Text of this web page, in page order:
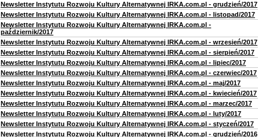
Newsletter Instytutu Rozwoju Kultury Alternatywnej IRKA.com.pl - grudzień/2017
Newsletter Instytutu Rozwoju Kultury Alternatywnej IRKA.com.pl - listopad/2017
Newsletter Instytutu Rozwoju Kultury Alternatywnej IRKA.com.pl -
październik/2017
Newsletter Instytutu Rozwoju Kultury Alternatywnej IRKA.com.pl - wrzesień/2017
Newsletter Instytutu Rozwoju Kultury Alternatywnej IRKA.com.pl - sierpień/2017
Newsletter Instytutu Rozwoju Kultury Alternatywnej IRKA.com.pl - lipiec/2017
Newsletter Instytutu Rozwoju Kultury Alternatywnej IRKA.com.pl - czerwiec/2017
Newsletter Instytutu Rozwoju Kultury Alternatywnej IRKA.com.pl - maj/2017
Newsletter Instytutu Rozwoju Kultury Alternatywnej IRKA.com.pl - kwiecień/2017
Newsletter Instytutu Rozwoju Kultury Alternatywnej IRKA.com.pl - marzec/2017
Newsletter Instytutu Rozwoju Kultury Alternatywnej IRKA.com.pl - luty/2017
Newsletter Instytutu Rozwoju Kultury Alternatywnej IRKA.com.pl - styczeń/2017
Newsletter Instytutu Rozwoju Kultury Alternatywnej IRKA.com.pl - grudzień/2016